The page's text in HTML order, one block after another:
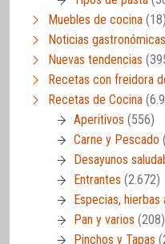
Muebles de cocina (18)
Noticias gastronómicas
Nuevas tendencias
Recetas con freidora
Recetas de Cocina
Aperitivos (556)
Carne y Pescado
Desayunos
Entrantes (2.672)
Especias, hierbas
Pan y varios (208)
Pinchos y Tapas